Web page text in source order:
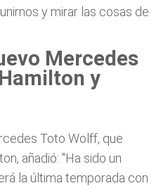
y mirar las cosas de
Mercedes
y
Toto Wolff, que
añadió: "Ha sido un
la última temporada con